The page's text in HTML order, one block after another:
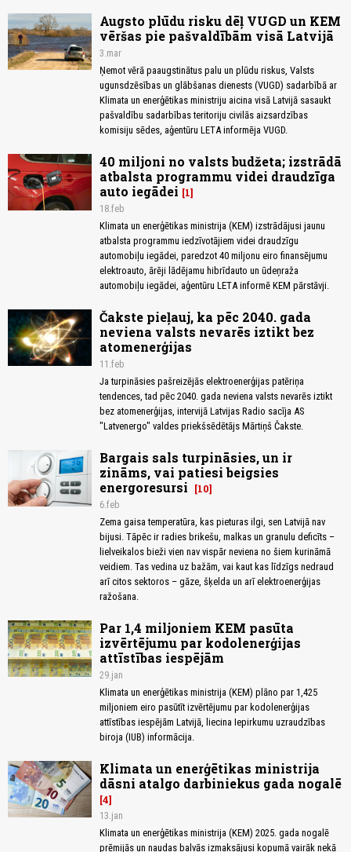
Augsto plūdu risku dēļ VUGD un KEM
vēršas pie pašvaldībām visā Latvijā
3.mar
Ņemot vērā paaugstinātus palu un plūdu riskus, Valsts
ugunsdzēsības un glābšanas dienests (VUGD) sadarbībā ar
Klimata un enerģētikas ministriju aicina visā Latvijā sasaukt
pašvaldību sadarbības teritoriju civilās aizsardzības
komisiju sēdes, aģentūru LETA informēja VUGD.
40 miljoni no valsts budžeta; izstrādā
atbalsta programmu videi draudzīga
auto iegādei
1
18.feb
Klimata un enerģētikas ministrija (KEM) izstrādājusi jaunu
atbalsta programmu iedzīvotājiem videi draudzīgu
automobiļu iegādei, paredzot 40 miljonu eiro finansējumu
elektroauto, ārēji lādējamu hibrīdauto un ūdeņraža
automobiļu iegādei, aģentūru LETA informē KEM pārstāvji.
Čakste pieļauj, ka pēc 2040. gada
neviena valsts nevarēs iztikt bez
atomenerģijas
11.feb
Ja turpināsies pašreizējās elektroenerģijas patēriņa
tendences, tad pēc 2040. gada neviena valsts nevarēs iztikt
bez atomenerģijas, intervijā Latvijas Radio sacīja AS
"Latvenergo" valdes priekšsēdētājs Mārtiņš Čakste.
Bargais sals turpināsies, un ir
zināms, vai patiesi beigsies
energoresursi
10
6.feb
Zema gaisa temperatūra, kas pieturas ilgi, sen Latvijā nav
bijusi. Tāpēc ir radies brikešu, malkas un granulu deficīts –
lielveikalos bieži vien nav vispār neviena no šiem kurināmā
veidiem. Tas vedina uz bažām, vai kaut kas līdzīgs nedraud
arī citos sektoros – gāze, šķelda un arī elektroenerģijas
ražošana.
Par 1,4 miljoniem KEM pasūta
izvērtējumu par kodolenerģijas
attīstības iespējām
29.jan
Klimata un enerģētikas ministrija (KEM) plāno par 1,425
miljoniem eiro pasūtīt izvērtējumu par kodolenerģijas
attīstības iespējām Latvijā, liecina Iepirkumu uzraudzības
biroja (IUB) informācija.
Klimata un enerģētikas ministrija
dāsni atalgo darbiniekus gada nogalē
4
13.jan
Klimata un enerģētikas ministrija (KEM) 2025. gada nogalē
prēmijās un naudas balvās izmaksājusi kopumā vairāk nekā